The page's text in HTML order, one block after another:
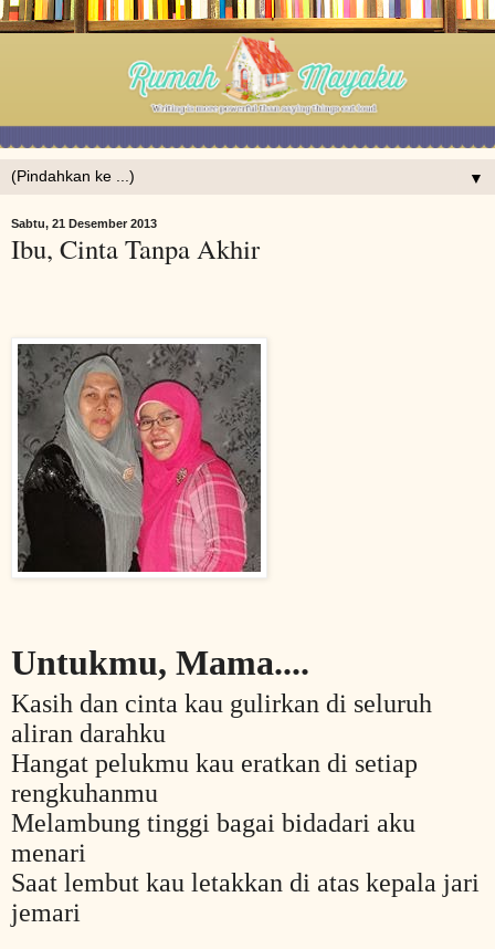
▼
Sabtu, 21 Desember 2013
Ibu, Cinta Tanpa Akhir
Untukmu, Mama....
Kasih dan cinta kau gulirkan di seluruh
aliran darahku
Hangat pelukmu kau eratkan di setiap
rengkuhanmu
Melambung tinggi bagai bidadari aku
menari
Saat lembut kau letakkan di atas kepala jari
jemari